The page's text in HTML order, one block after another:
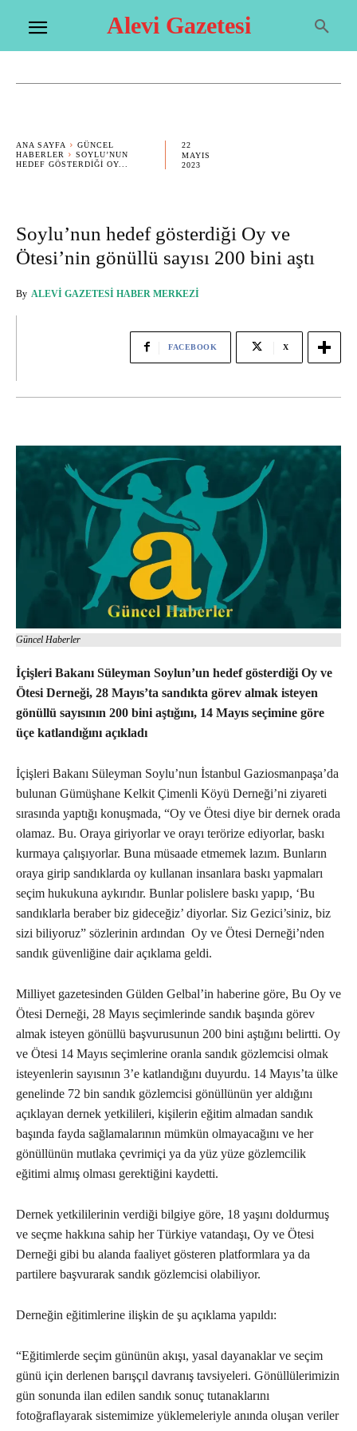
Alevi Gazetesi
ANA SAYFA
GÜNCEL
HABERLER
SOYLU’NUN
HEDEF GÖSTERDIĞI OY...
22
MAYIS
2023
Soylu’nun hedef gösterdiği Oy ve
Ötesi’nin gönüllü sayısı 200 bini aştı
By ALEVI GAZETESI HABER MERKEZI
FACEBOOK X
Güncel Haberler
İçişleri Bakanı Süleyman Soylun’un hedef gösterdiği Oy ve
Ötesi Derneği, 28 Mayıs’ta sandıkta görev almak isteyen
gönüllü sayısının 200 bini aştığını, 14 Mayıs seçimine göre
üçe katlandığını açıkladı
İçişleri Bakanı Süleyman Soylu’nun İstanbul Gaziosmanpaşa’da
bulunan Gümüşhane Kelkit Çimenli Köyü Derneği’ni ziyareti
sırasında yaptığı konuşmada, “Oy ve Ötesi diye bir dernek orada
olamaz. Bu. Oraya giriyorlar ve orayı terörize ediyorlar, baskı
kurmaya çalışıyorlar. Buna müsaade etmemek lazım. Bunların
oraya girip sandıklarda oy kullanan insanlara baskı yapmaları
seçim hukukuna aykırıdır. Bunlar polislere baskı yapıp, ‘Bu
sandıklarla beraber biz gideceğiz’ diyorlar. Siz Gezici’siniz, biz
sizi biliyoruz” sözlerinin ardından Oy ve Ötesi Derneği’nden
sandık güvenliğine dair açıklama geldi.
Milliyet gazetesinden Gülden Gelbal’in haberine göre, Bu Oy ve
Ötesi Derneği, 28 Mayıs seçimlerinde sandık başında görev
almak isteyen gönüllü başvurusunun 200 bini aştığını belirtti. Oy
ve Ötesi 14 Mayıs seçimlerine oranla sandık gözlemcisi olmak
isteyenlerin sayısının 3’e katlandığını duyurdu. 14 Mayıs’ta ülke
genelinde 72 bin sandık gözlemcisi gönüllünün yer aldığını
açıklayan dernek yetkilileri, kişilerin eğitim almadan sandık
başında fayda sağlamalarının mümkün olmayacağını ve her
gönüllünün mutlaka çevrimiçi ya da yüz yüze gözlemcilik
eğitimi almış olması gerektiğini kaydetti.
Dernek yetkililerinin verdiği bilgiye göre, 18 yaşını doldurmuş
ve seçme hakkına sahip her Türkiye vatandaşı, Oy ve Ötesi
Derneği gibi bu alanda faaliyet gösteren platformlara ya da
partilere başvurarak sandık gözlemcisi olabiliyor.
Derneğin eğitimlerine ilişkin de şu açıklama yapıldı:
“Eğitimlerde seçim gününün akışı, yasal dayanaklar ve seçim
günü için derlenen barışçıl davranış tavsiyeleri. Gönüllülerimizin
gün sonunda ilan edilen sandık sonuç tutanaklarını
fotoğraflayarak sistemimize yüklemeleriyle anında oluşan veriler